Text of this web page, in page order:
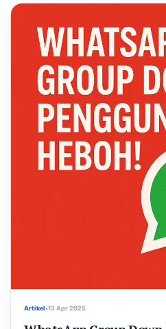
Artikel•13 Apr 2025